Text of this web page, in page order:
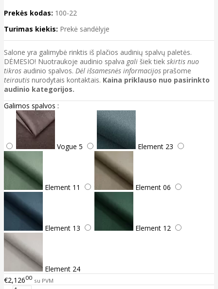
Prekės kodas: 100-22
Turimas kiekis: Prekė sandėlyje
Salone yra galimybė rinktis iš plačios audinių spalvų paletės.
DĖMESIO! Nuotraukoje audinio spalva gali šiek tiek skirtis nuo
tikros audinio spalvos. Dėl išsamesnės informacijos prašome
teirautis nurodytais kontaktais. Kaina priklauso nuo pasirinkto
audinio kategorijos.
Galimos spalvos :
Vogue 5 Element 23
Element 11 Element 06
Element 13 Element 12
Element 24
€2,12600 su PVM